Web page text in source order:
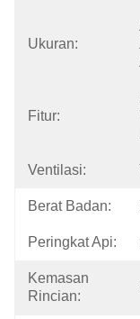
Ukuran:
Fitur:
Ventilasi:
Berat Badan:
Peringkat Api:
Kemasan
Rincian: